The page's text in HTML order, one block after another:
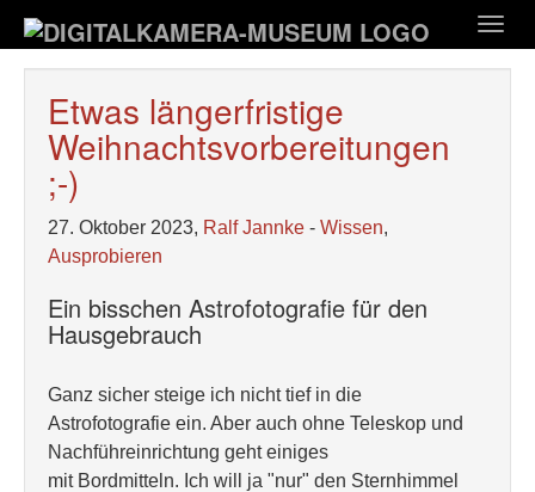
Hauptinhalt
springen
Etwas längerfristige
Weihnachtsvorbereitungen
;-)
27. Oktober 2023, Ralf Jannke - Wissen,
Ausprobieren
Ein bisschen Astrofotografie für den
Hausgebrauch
Ganz sicher steige ich nicht tief in die
Astrofotografie ein. Aber auch ohne Teleskop und
Nachführeinrichtung geht einiges
mit Bordmitteln. Ich will ja "nur" den Sternhimmel